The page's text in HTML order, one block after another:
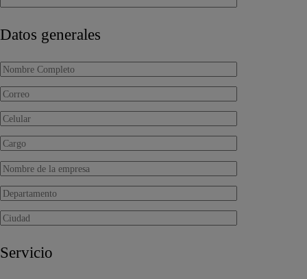
Datos generales
Servicio